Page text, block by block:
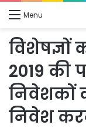
Menu
विशेषज्ञों
2019 की
निवेशकों
निवेश